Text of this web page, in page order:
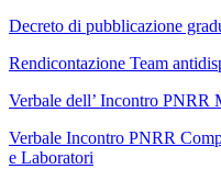
Decreto di pubblicazione
Rendicontazione Team
Verbale dell’ Incontro PNRR
Verbale Incontro PNRR
e Laboratori